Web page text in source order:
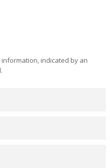
indicated by an